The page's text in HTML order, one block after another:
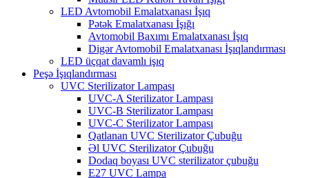
LED Avtomobil Emalatxanası İşıq
Pətək Emalatxanası İşığı
Avtomobil Baxımı Emalatxanası İşıq
Digər Avtomobil Emalatxanası İşıqlandırması
LED üçqat davamlı işıq
Peşə İşıqlandırması
UVC Sterilizator Lampası
UVC-A Sterilizator Lampası
UVC-B Sterilizator Lampası
UVC-C Sterilizator Lampası
Qatlanan UVC Sterilizator Çubuğu
Əl UVC Sterilizator Çubuğu
Dodaq boyası UVC sterilizator çubuğu
E27 UVC Lampa